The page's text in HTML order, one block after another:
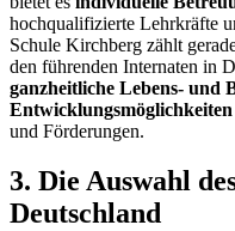
hochqualifizierte Lehrkräfte
Schule Kirchberg zählt
den führenden Internaten in
ganzheitliche Lebens- und
Entwicklungsmöglichkeiten
und Förderungen.
3. Die Auswahl
Deutschland